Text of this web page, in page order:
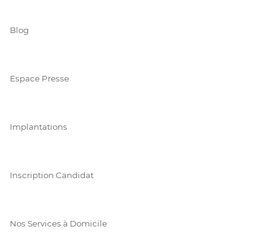
Blog
Espace Presse
Implantations
Inscription Candidat
Nos Services à Domicile